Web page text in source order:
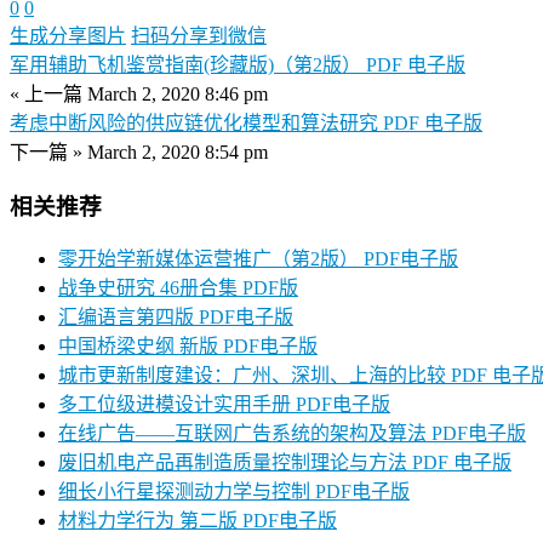
0 0
生成分享图片 扫码分享到微信
军用辅助飞机鉴赏指南(珍藏版)（第2版） PDF 电子版
« 上一篇 March 2, 2020 8:46 pm
考虑中断风险的供应链优化模型和算法研究 PDF 电子版
下一篇 » March 2, 2020 8:54 pm
相关推荐
零开始学新媒体运营推广（第2版） PDF电子版
战争史研究 46册合集 PDF版
汇编语言第四版 PDF电子版
中国桥梁史纲 新版 PDF电子版
城市更新制度建设：广州、深圳、上海的比较 PDF 电子
多工位级进模设计实用手册 PDF电子版
在线广告——互联网广告系统的架构及算法 PDF电子版
废旧机电产品再制造质量控制理论与方法 PDF 电子版
细长小行星探测动力学与控制 PDF电子版
材料力学行为 第二版 PDF电子版